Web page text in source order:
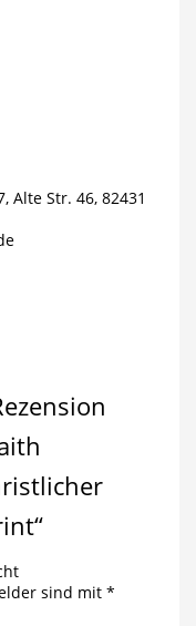
Alte Str. 46, 82431
sind mit *